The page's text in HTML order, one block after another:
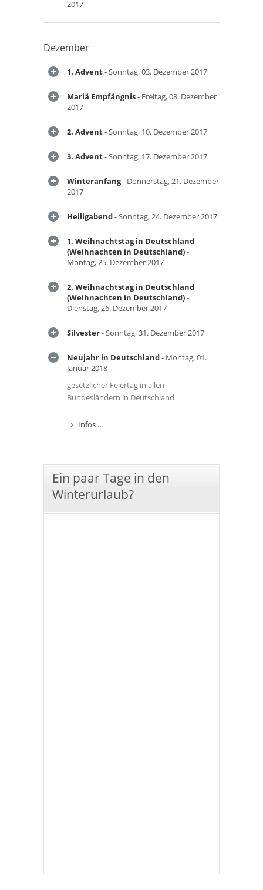
2017
Dezember
1. Advent- Sonntag, 03. Dezember 2017
Mariä Empfängnis- Freitag, 08. Dezember
2017
2. Advent- Sonntag, 10. Dezember 2017
3. Advent- Sonntag, 17. Dezember 2017
Winteranfang- Donnerstag, 21. Dezember
2017
Heiligabend- Sonntag, 24. Dezember 2017
1. Weihnachtstag in Deutschland
(Weihnachten in Deutschland)-
Montag, 25. Dezember 2017
2. Weihnachtstag in Deutschland
(Weihnachten in Deutschland)-
Dienstag, 26. Dezember 2017
Silvester- Sonntag, 31. Dezember 2017
Neujahr in Deutschland- Montag, 01.
Januar 2018
gesetzlicher Feiertag in allen
Bundesländern in Deutschland
Infos ...
Ein paar Tage in den
Winterurlaub?